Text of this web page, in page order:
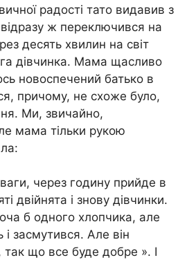
радості тато видавив з
ж переключився на
десять хвилин на світ
дівчинка. Мама щасливо
новоспечений батько в
причому, не схоже було,
Ми, звичайно,
мама тільки рукою
через годину прийде в
двійнята і знову дівчинки.
б одного хлопчика, але
і засмутився. Але він
що все буде добре ». І